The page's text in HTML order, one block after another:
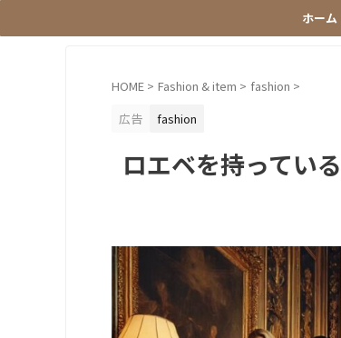
ホーム
HOME > Fashion & item > fashion >
広告
fashion
ロエベを持ってい